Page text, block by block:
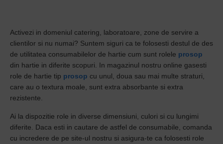
Activezi in domeniul catering, laboratoare, zone de servire a
clientilor si nu numai? Suntem siguri ca te folosesti destul de des
de utilitatea consumabilelor de hartie cum sunt rolele prosop
din hartie in diferite scopuri. In magazinul nostru online gasesti
role de hartie tip prosop cu unul, doua sau mai multe straturi,
care au o textura moale, sunt extra absorbante si extra
rezistente.
Ai la dispozitie role in diverse dimensiuni, culori si cu lungimi
diferite. Daca esti in cautare de astfel de consumabile, comanda
cu incredere de pe site-ul nostru si asigura-te ca folosesti role